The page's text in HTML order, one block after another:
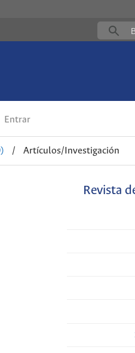
Entrar
/ Artículos/Investigación
Revista